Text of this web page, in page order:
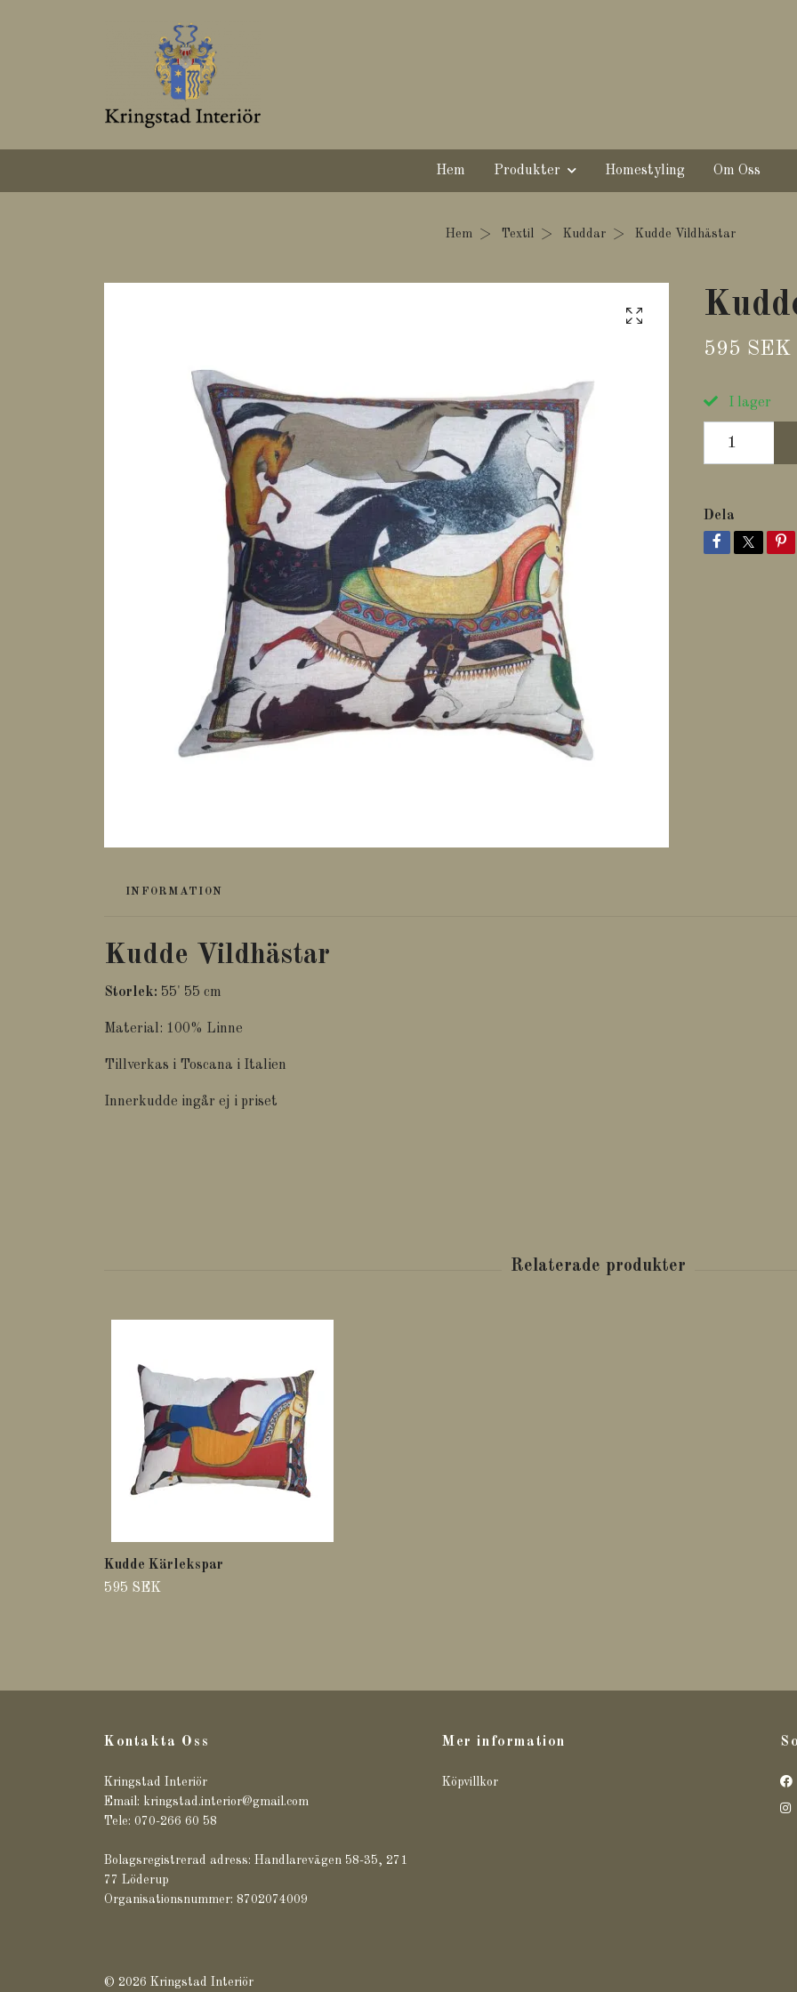
Hem Produkter Homestyling Om Oss
Hem Textil Kuddar Kudde Vildhästar
595 SEK
I lager
Dela
INFORMATION
Kudde Vildhästar
Storlek: 55' 55 cm
Material: 100% Linne
Tillverkas i Toscana i Italien
Innerkudde ingår ej i priset
Kudde Kärlekspar
595 SEK
Kontakta Oss
Kringstad Interiör
Email: kringstad.interior@gmail.com
Tele: 070-266 60 58
Bolagsregistrerad adress: Handlarevägen 58-35, 271
77 Löderup
Organisationsnummer: 8702074009
Mer information
Köpvillkor
© 2026 Kringstad Interiör